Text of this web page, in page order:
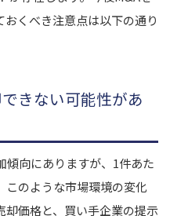
くべき注意点は以下の通り
きない可能性があ
傾向にありますが、1件あた
このような市場環境の変化
却価格と、買い手企業の提示